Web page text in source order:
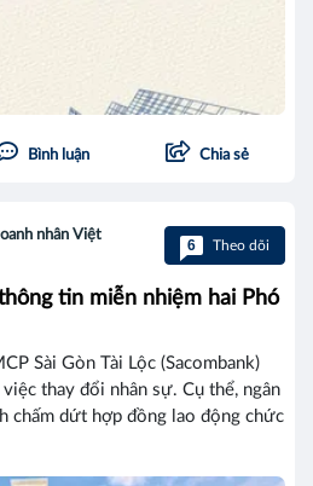
Bình luận Chia sẻ
nhân Việt
6 Theo dõi
tin miễn nhiệm hai Phó
Sài Gòn Tài Lộc (Sacombank)
thay đổi nhân sự. Cụ thể, ngân
chấm dứt hợp đồng lao động chức